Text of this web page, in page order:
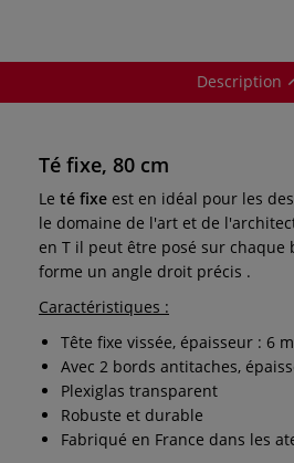
Description
Té fixe, 80 cm
Le té fixe est en idéal pour les
le domaine de l'art et de
en T il peut être posé sur chaque
forme un angle droit précis .
Caractéristiques :
Tête fixe vissée, épaisseur : 6
Avec 2 bords antitaches,
Plexiglas transparent
Robuste et durable
Fabriqué en France dans les